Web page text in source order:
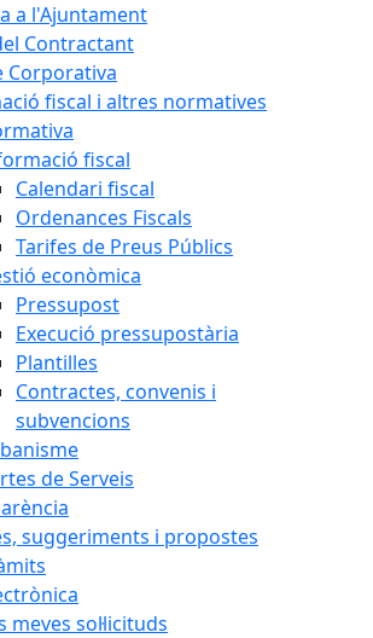
a l'Ajuntament
Contractant
Corporativa
fiscal i altres normatives
fiscal
Calendari fiscal
Ordenances Fiscals
Tarifes de Preus Públics
econòmica
Pressupost
Execució pressupostària
Plantilles
Contractes, convenis i
subvencions
de Serveis
suggeriments i propostes
meves sol·licituds